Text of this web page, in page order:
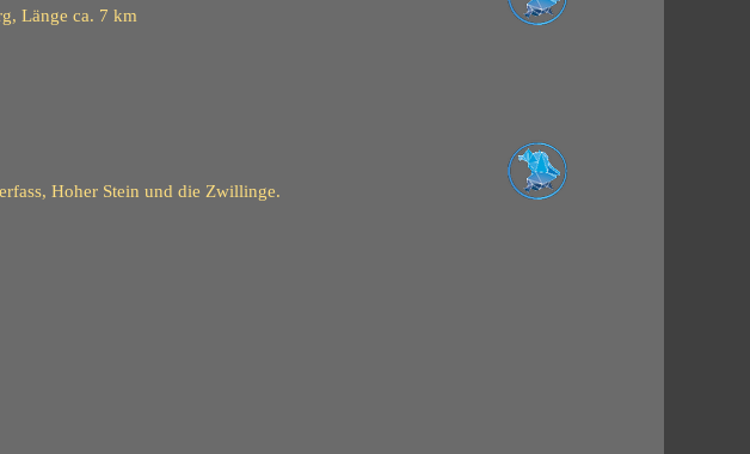
Länge ca. 7 km
Butterfass, Hoher Stein und die Zwillinge.